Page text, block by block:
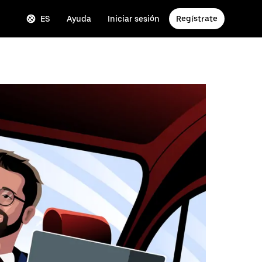
ES Ayuda Iniciar sesión Regístrate